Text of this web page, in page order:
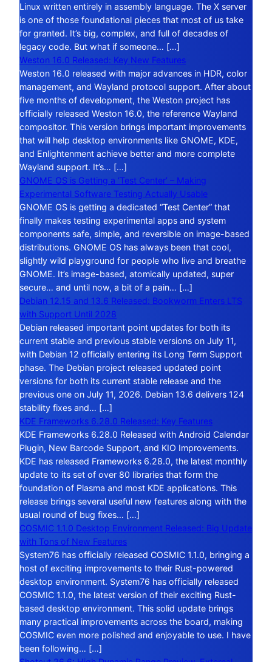
Linux written entirely in assembly language. The X server
is one of those foundational pieces that most of us take
for granted. It’s big, complex, and full of decades of
legacy code. But what if someone… […]
Weston 16.0 Released: Key New Features
Weston 16.0 released with major advances in HDR, color
management, and Wayland protocol support. After about
five months of development, the Weston project has
officially released Weston 16.0, the reference Wayland
compositor. This version brings important improvements
that will help desktop environments like GNOME, KDE,
and Enlightenment achieve better and more complete
Wayland support. It’s… […]
GNOME OS is Getting a ‘Test Center’ – Making
Experimental Software Testing Actually Usable
GNOME OS is getting a dedicated “Test Center” that
finally makes testing experimental apps and system
components safe, simple, and reversible on image-based
distributions. GNOME OS has always been that cool,
slightly wild playground for people who live and breathe
GNOME. It’s image-based, atomically updated, super
secure… and until now, a bit of a pain… […]
Debian 12.15 and 13.6 Released: Bookworm Enters LTS
with Support Until 2028
Debian released important point updates for both its
current stable and previous stable versions on July 11,
with Debian 12 officially entering its Long Term Support
phase. The Debian project released updated point
versions for both its current stable release and the
previous one on July 11, 2026. Debian 13.6 delivers 124
stability fixes and… […]
KDE Frameworks 6.28.0 Released: Key Features
KDE Frameworks 6.28.0 Released with Android Calendar
Plugin, New Barcode Support, and KIO Improvements.
KDE has released Frameworks 6.28.0, the latest monthly
update to its set of over 80 libraries that form the
foundation of Plasma and most KDE applications. This
release brings several useful new features along with the
usual round of bug fixes… […]
COSMIC 1.1.0 Desktop Environment Released: Big Update
with Tons of New Features
System76 has officially released COSMIC 1.1.0, bringing a
host of exciting improvements to their Rust-powered
desktop environment. System76 has officially released
COSMIC 1.1.0, the latest version of their exciting Rust-
based desktop environment. This solid update brings
many practical improvements across the board, making
COSMIC even more polished and enjoyable to use. I have
been following… […]